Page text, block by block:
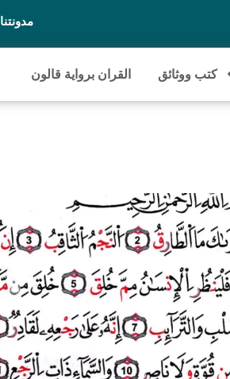
مدونتنا
القران برواية قالون كتب ووثائق